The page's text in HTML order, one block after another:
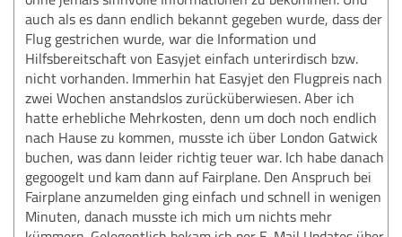
auch als es dann endlich bekannt gegeben wurde, dass der
Flug gestrichen wurde, war die Information und
Hilfsbereitschaft von Easyjet einfach unterirdisch bzw.
nicht vorhanden. Immerhin hat Easyjet den Flugpreis nach
zwei Wochen anstandslos zurücküberwiesen. Aber ich
hatte erhebliche Mehrkosten, denn um doch noch endlich
nach Hause zu kommen, musste ich über London Gatwick
buchen, was dann leider richtig teuer war. Ich habe danach
gegoogelt und kam dann auf Fairplane. Den Anspruch bei
Fairplane anzumelden ging einfach und schnell in wenigen
Minuten, danach musste ich mich um nichts mehr